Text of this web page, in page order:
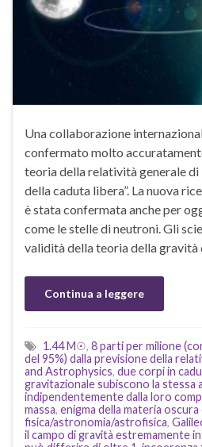
Una collaborazione
confermato molto
teoria della relatività generale di
della caduta libera”. La nuova
è stata confermata anche per
come le stelle di neutroni. Gli
validità della teoria della gravità
Continua a leggere
1.44 M☉, 8 parti per milione
del 95%) dalla previsione della
and Astrophysics, due corpi in
gravitazionale subiscono la stessa
indipendentemente dalla loro
massa, enigma della materia oscura
fisica/astronomia/astrofisica,
il campo di gravità estremamente